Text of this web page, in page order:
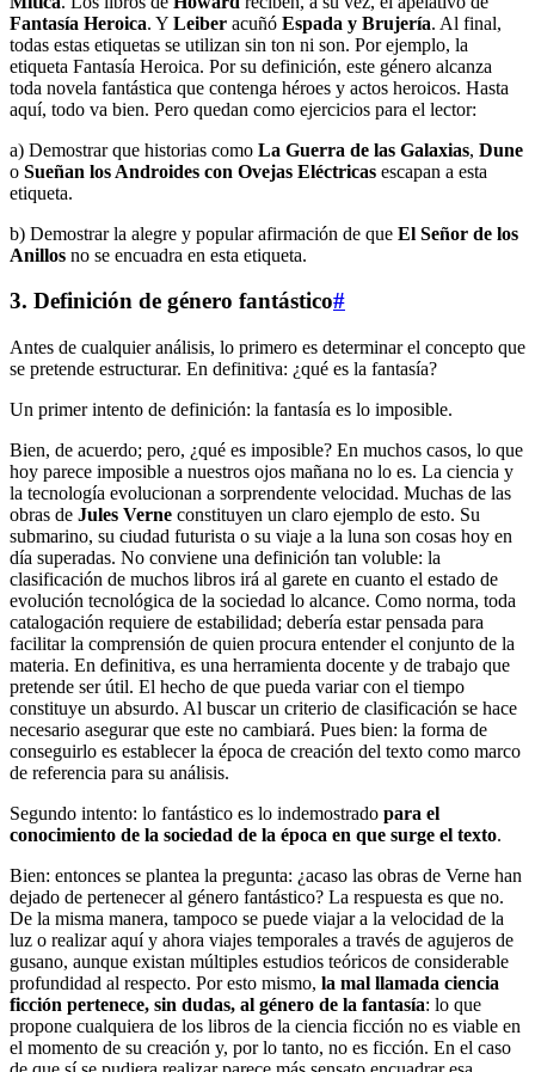
Fantasía Heroica. Y Leiber acuñó Espada y Brujería. Al final,
todas estas etiquetas se utilizan sin ton ni son. Por ejemplo, la
etiqueta Fantasía Heroica. Por su definición, este género alcanza
toda novela fantástica que contenga héroes y actos heroicos. Hasta
aquí, todo va bien. Pero quedan como ejercicios para el lector:
a) Demostrar que historias como La Guerra de las Galaxias, Dune
o Sueñan los Androides con Ovejas Eléctricas escapan a esta
etiqueta.
b) Demostrar la alegre y popular afirmación de que El Señor de los
Anillos no se encuadra en esta etiqueta.
3. Definición de género fantástico#
Antes de cualquier análisis, lo primero es determinar el concepto que
se pretende estructurar. En definitiva: ¿qué es la fantasía?
Un primer intento de definición: la fantasía es lo imposible.
Bien, de acuerdo; pero, ¿qué es imposible? En muchos casos, lo que
hoy parece imposible a nuestros ojos mañana no lo es. La ciencia y
la tecnología evolucionan a sorprendente velocidad. Muchas de las
obras de Jules Verne constituyen un claro ejemplo de esto. Su
submarino, su ciudad futurista o su viaje a la luna son cosas hoy en
día superadas. No conviene una definición tan voluble: la
clasificación de muchos libros irá al garete en cuanto el estado de
evolución tecnológica de la sociedad lo alcance. Como norma, toda
catalogación requiere de estabilidad; debería estar pensada para
facilitar la comprensión de quien procura entender el conjunto de la
materia. En definitiva, es una herramienta docente y de trabajo que
pretende ser útil. El hecho de que pueda variar con el tiempo
constituye un absurdo. Al buscar un criterio de clasificación se hace
necesario asegurar que este no cambiará. Pues bien: la forma de
conseguirlo es establecer la época de creación del texto como marco
de referencia para su análisis.
Segundo intento: lo fantástico es lo indemostrado para el
conocimiento de la sociedad de la época en que surge el texto.
Bien: entonces se plantea la pregunta: ¿acaso las obras de Verne han
dejado de pertenecer al género fantástico? La respuesta es que no.
De la misma manera, tampoco se puede viajar a la velocidad de la
luz o realizar aquí y ahora viajes temporales a través de agujeros de
gusano, aunque existan múltiples estudios teóricos de considerable
profundidad al respecto. Por esto mismo, la mal llamada ciencia
ficción pertenece, sin dudas, al género de la fantasía: lo que
propone cualquiera de los libros de la ciencia ficción no es viable en
el momento de su creación y, por lo tanto, no es ficción. En el caso